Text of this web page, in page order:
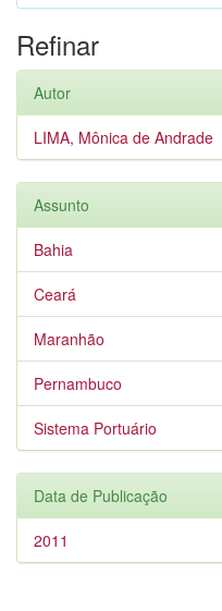
Refinar
Autor
LIMA, Mônica de Andrade
Assunto
Bahia
Ceará
Maranhão
Pernambuco
Sistema Portuário
Data de Publicação
2011